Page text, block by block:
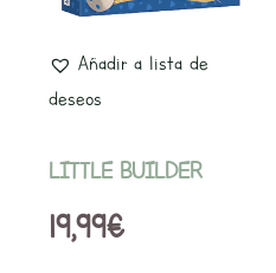
Añadir a lista de
deseos
LITTLE BUILDER
19,99€